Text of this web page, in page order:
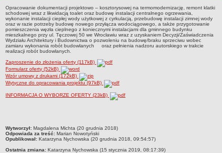
STREFA PRACOWNIKA
nazwa
BIURA OBSŁUGI KLIENTA
Co i jak załatwić w BOK-u?
BOK-i
ZAMÓWIENIA PUBLICZNE
Profil nabywcy
Zamówienia bez procedury PZP - platforma elektroniczna
Zamówienia zgodne z procedurą PZP - platforma elektroniczna
Archiwalne - Zamówienia zgodne z procedurą PZP sprzed
01.03.2016
Archiwalne - Zamówienia bez procedury PZP - do 12.04.2019
Opracowanie dokumentacji projektowo – kosztorysowej na termomodernizację, remont klatki
schodowej wraz z likwidacją toalet oraz budowę instalacji centralnego ogrzewania,
wykonanie instalacji ciepłej wody użytkowej z cyrkulacją, przebudowę instalacji zimnej wody
oraz w razie potrzeby budowę nowego przyłącza wodociągowego, a także przygotowanie
pomieszczenia węzła cieplnego z koniecznymi instalacjami dla gminnego budynku
mieszkalnego przy ul. Tęczowej 50 we Wrocławiu wraz z uzyskaniem Decyzji/Zaświadczenia
Wydziału Architektury i Budownictwa o pozwoleniu na budowę/braku sprzeciwu wobec
zamiaru wykonania robót budowlanych oraz pełnienia nadzoru autorskiego w trakcie
realizacji robót budowlanych.
Zaproszenie do złożenia oferty (117kB)
Formularz oferty (52kB)
Wzór umowy z drukami (172kB)
Wytyczne do opracowania projektu (97kB)
INFORMACJA O WYBORZE OFERTY (23kB)
metryczka
Wytworzył: Magdalena Michta (20 grudnia 2018)
Odpowiada za treść: Marian Nowotyński
Opublikował: Katarzyna Nychowska (20 grudnia 2018, 09:54:57)
Ostatnia zmiana: Katarzyna Nychowska (15 stycznia 2019, 08:17:39)